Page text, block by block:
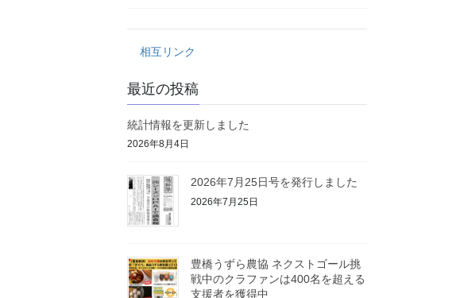
相互リンク
最近の投稿
統計情報を更新しました
2026年8月4日
2026年7月25日号を発行しました
2026年7月25日
豊橋うずら農協 ネクストゴール挑
戦中のクラファンは400名を超える
支援者を獲得中